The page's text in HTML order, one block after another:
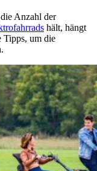
Anzahl der
hält, hängt
Tipps, um die